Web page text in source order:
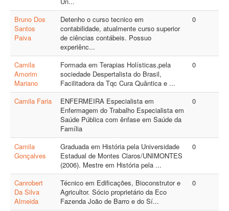
Bruno Dos
Santos
Paiva
Detenho o curso tecnico em
contabilidade, atualmente curso superior
de ciências contábeis. Possuo
experiênc...
0
Camila
Amorim
Mariano
Formada em Terapias Holísticas,pela
sociedade Despertalista do Brasil,
Facilitadora da Tqc Cura Quântica e ...
0
Camila Faria
ENFERMEIRA Especialista em
Enfermagem do Trabalho Especialista em
Saúde Pública com ênfase em Saúde da
Família
0
Camila
Gonçalves
Graduada em História pela Universidade
Estadual de Montes Claros/UNIMONTES
(2006). Mestre em História pela ...
0
Canrobert
Da Silva
Almeida
Técnico em Edificações, Bioconstrutor e
Agricultor. Sócio proprietário da Eco
Fazenda João de Barro e do Sí...
0